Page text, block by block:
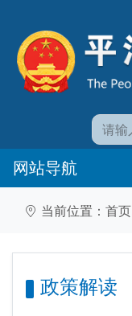
网站导航
当前位置： 首页
政策解读